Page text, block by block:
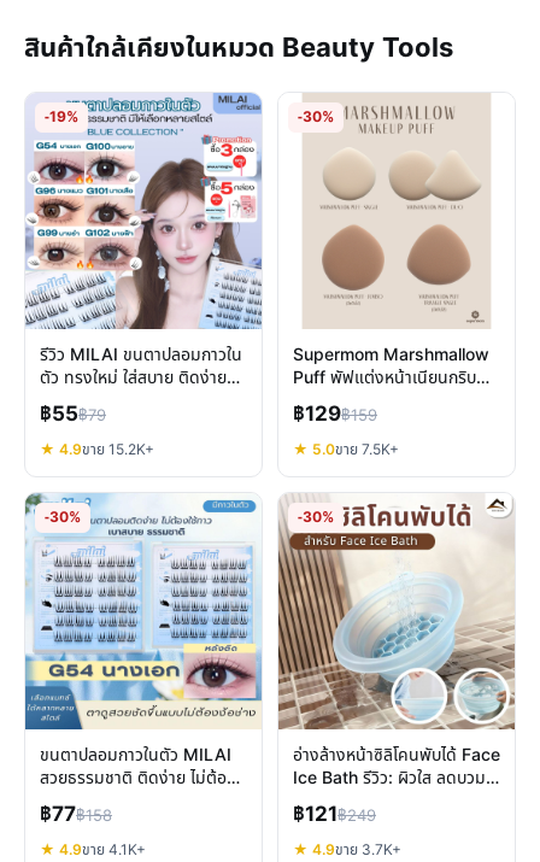
สินค้าใกล้เคียงในหมวด Beauty Tools
-19%
รีวิว MILAI ขนตาปลอมกาวใน
ตัว ทรงใหม่ ใส่สบาย ติดง่าย
ถอดไม่ดึง
฿55฿79
★ 4.9ขาย 15.2K+
-30%
Supermom Marshmallow
Puff พัฟแต่งหน้าเนียนกริบ
นุ่มฟู ลงรองพื้นสวย
฿129฿159
★ 5.0ขาย 7.5K+
-30%
ขนตาปลอมกาวในตัว MILAI
สวยธรรมชาติ ติดง่าย ไม่ต้อง
ง้อกาวเพิ่ม
฿77฿158
★ 4.9ขาย 4.1K+
-30%
อ่างล้างหน้าซิลิโคนพับได้ Face
Ice Bath รีวิว: ผิวใส ลดบวม
พกพาง่าย
฿121฿249
★ 4.9ขาย 3.7K+